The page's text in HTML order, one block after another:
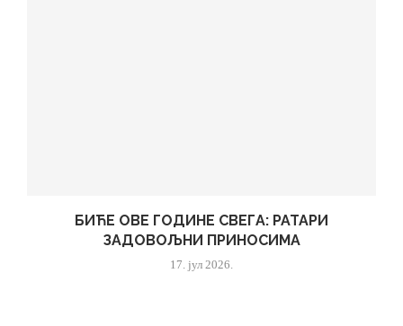
БИЋЕ ОВЕ ГОДИНЕ СВЕГА: РАТАРИ
ЗАДОВОЉНИ ПРИНОСИМА
17. јул 2026.